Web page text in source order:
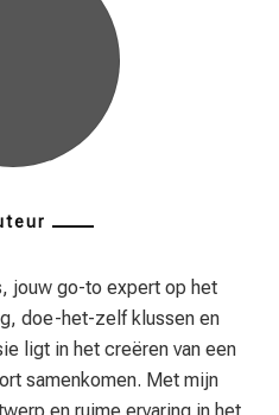
jouw go-to expert op het
doe-het-zelf klussen en
ligt in het creëren van een
samenkomen. Met mijn